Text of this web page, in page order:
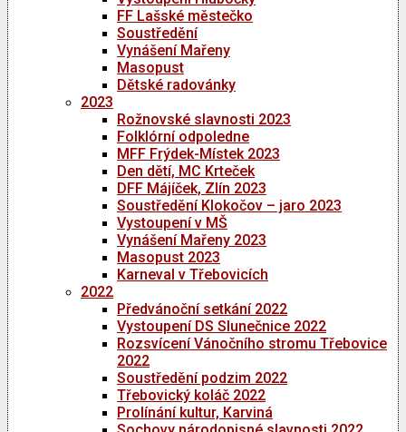
FF Lašské městečko
Soustředění
Vynášení Mařeny
Masopust
Dětské radovánky
2023
Rožnovské slavnosti 2023
Folklórní odpoledne
MFF Frýdek-Místek 2023
Den dětí, MC Krteček
DFF Májíček, Zlín 2023
Soustředění Klokočov – jaro 2023
Vystoupení v MŠ
Vynášení Mařeny 2023
Masopust 2023
Karneval v Třebovicích
2022
Předvánoční setkání 2022
Vystoupení DS Slunečnice 2022
Rozsvícení Vánočního stromu Třebovice
2022
Soustředění podzim 2022
Třebovický koláč 2022
Prolínání kultur, Karviná